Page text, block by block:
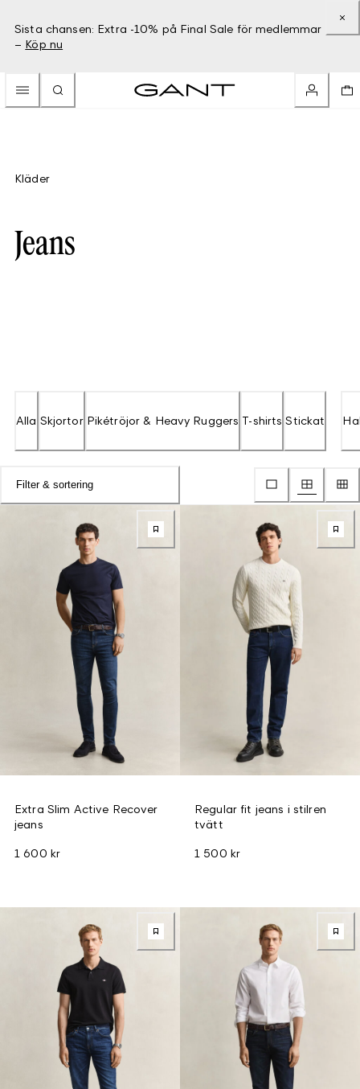
Sista chansen: Extra -10% på Final Sale för medlemmar
– Köp nu
Kläder
Jeans
Alla Skjortor Pikétröjor & Heavy Ruggers T-shirts Stickat
Filter & sortering
Extra Slim Active Recover
jeans
1 600 kr
Regular fit jeans i stilren
tvätt
1 500 kr